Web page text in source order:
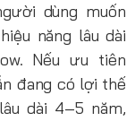
dùng muốn
năng lâu dài
Nếu ưu tiên
đang có lợi thế
dài 4–5 năm,